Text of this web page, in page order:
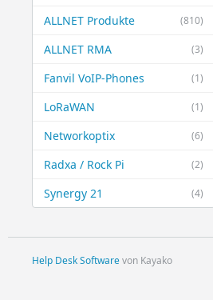
(810)
ALLNET Produkte
(3)
ALLNET RMA
(1)
Fanvil VoIP-Phones
(1)
LoRaWAN
(6)
Networkoptix
(2)
Radxa / Rock Pi
(4)
Synergy 21
Help Desk Softwarevon Kayako